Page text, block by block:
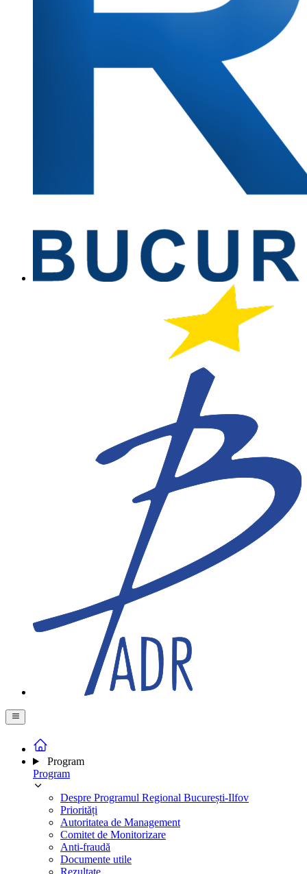
Program
Program
Despre Programul Regional București-Ilfov
Priorități
Autoritatea de Management
Comitet de Monitorizare
Anti-fraudă
Documente utile
Rezultate